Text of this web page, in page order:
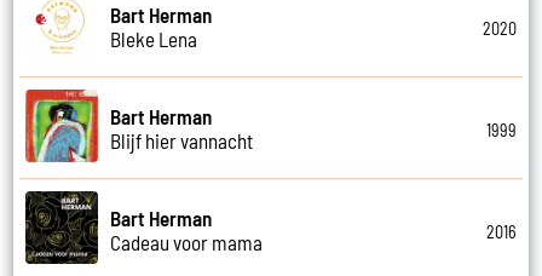
Bart Herman
Bleke Lena
2020
Bart Herman
Blijf hier vannacht
1999
Bart Herman
Cadeau voor mama
2016